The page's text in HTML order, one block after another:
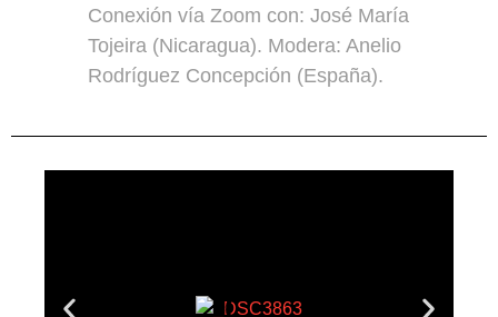
Conexión vía Zoom con: José María
Tojeira (Nicaragua). Modera: Anelio
Rodríguez Concepción (España).